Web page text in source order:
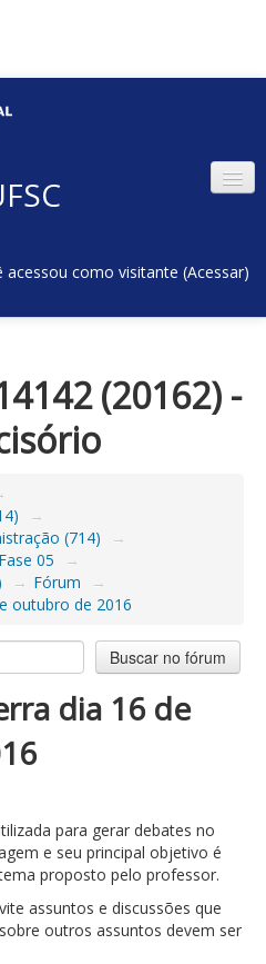
acessou como visitante (Acessar)
(20162) -
→
(714)
→
Fase 05
→
→ Fórum
→
outubro de 2016
dia 16 de
para gerar debates no
e seu principal objetivo é
proposto pelo professor.
assuntos e discussões que
outros assuntos devem ser